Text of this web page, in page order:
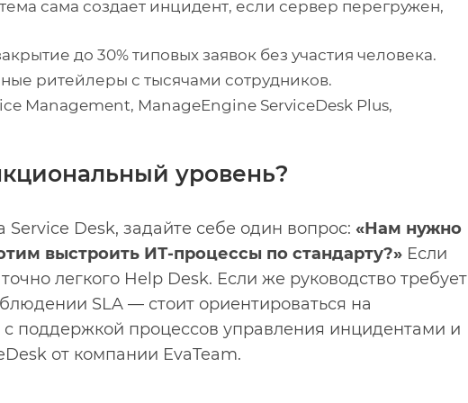
сама создает инцидент, если сервер перегружен,
до 30% типовых заявок без участия человека.
ритейлеры с тысячами сотрудников.
Management, ManageEngine ServiceDesk Plus,
уровень?
Desk, задайте себе один вопрос: «Нам нужно
выстроить ИТ-процессы по стандарту?» Если
легкого Help Desk. Если же руководство требует
SLA — стоит ориентироваться на
поддержкой процессов управления инцидентами и
от компании EvaTeam.